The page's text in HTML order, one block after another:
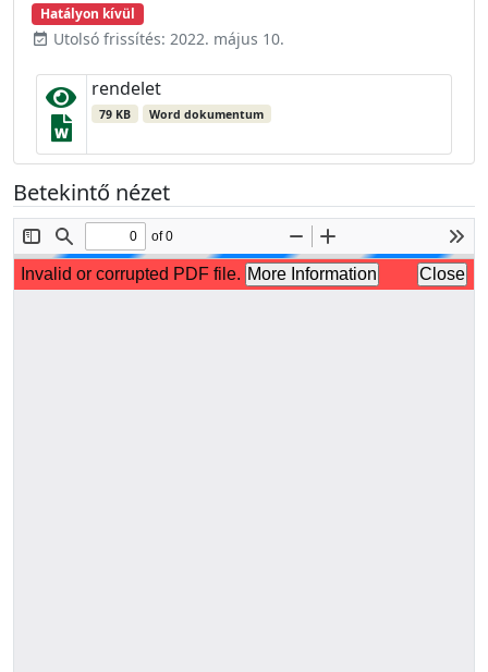
Hatályon kívül
event_available Utolsó frissítés: 2022. május 10.
rendelet
79 KB Word dokumentum
Betekintő nézet